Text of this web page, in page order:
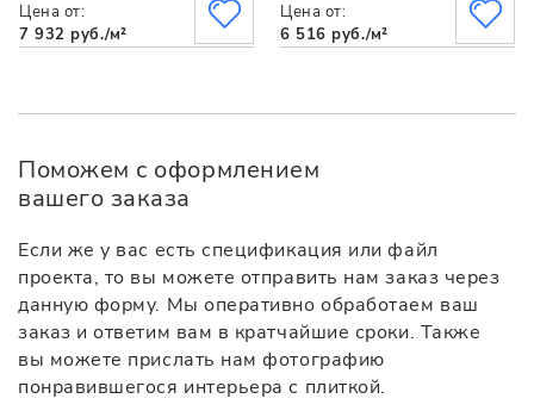
Цена от:
7 932 руб./м²
Цена от:
6 516 руб./м²
Поможем с оформлением
вашего заказа
Если же у вас есть спецификация или файл
проекта, то вы можете отправить нам заказ через
данную форму. Мы оперативно обработаем ваш
заказ и ответим вам в кратчайшие сроки. Также
вы можете прислать нам фотографию
понравившегося интерьера с плиткой.